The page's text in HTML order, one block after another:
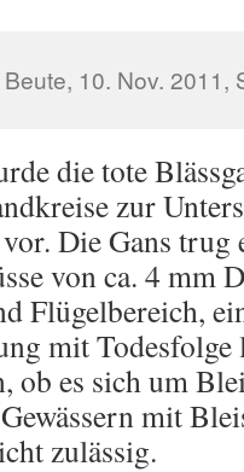
10. Nov. 2011,
die tote
zur
Die Gans
von ca. 4 mm
Flügelbereich,
mit
ob es sich um
mit
zulässig.